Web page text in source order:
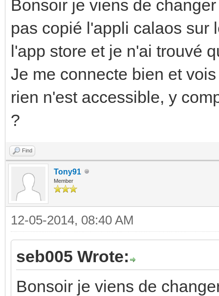
Bonsoir je viens de
pas copié l'appli calaos sur
l'app store et je n'ai trouvé
Je me connecte bien et
rien n'est accessible, y
?
Find
Tony91
Member
12-05-2014, 08:40 AM
seb005 Wrote:
Bonsoir je viens de